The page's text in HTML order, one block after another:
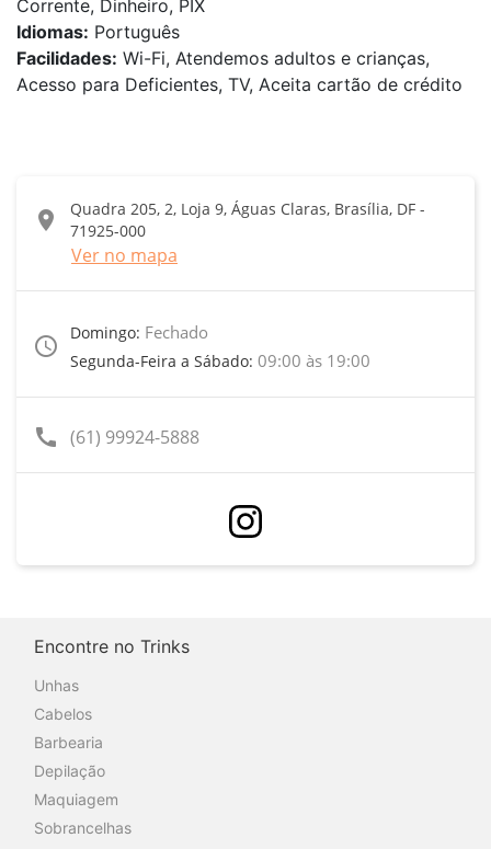
Corrente, Dinheiro, PIX
Idiomas: Português
Facilidades: Wi-Fi, Atendemos adultos e crianças,
Acesso para Deficientes, TV, Aceita cartão de crédito
location_on
Quadra 205, 2, Loja 9, Águas Claras, Brasília, DF -
71925-000
Ver no mapa
access_time
Domingo: Fechado
Segunda-Feira a Sábado: 09:00 às 19:00
call (61) 99924-5888
Encontre no Trinks
Unhas
Cabelos
Barbearia
Depilação
Maquiagem
Sobrancelhas